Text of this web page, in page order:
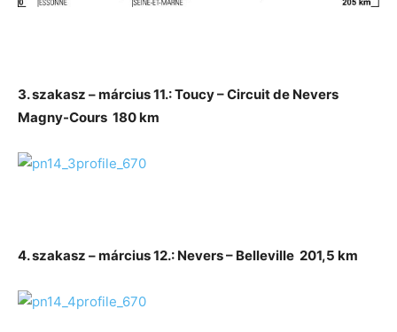
3. szakasz – március 11.: Toucy – Circuit de Nevers
Magny-Cours 180 km
4. szakasz – március 12.: Nevers – Belleville 201,5 km